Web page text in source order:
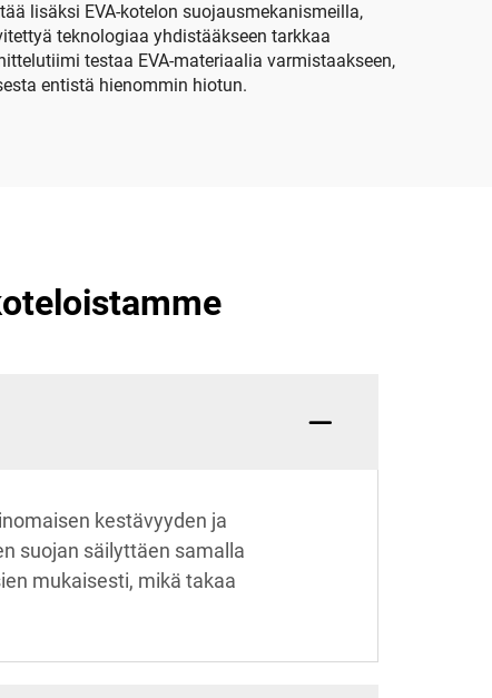
lisäksi EVA-kotelon suojausmekanismeilla,
teknologiaa yhdistääkseen tarkkaa
testaa EVA-materiaalia varmistaakseen,
entistä hienommin hiotun.
kestävyyden ja
suojan säilyttäen samalla
mukaisesti, mikä takaa